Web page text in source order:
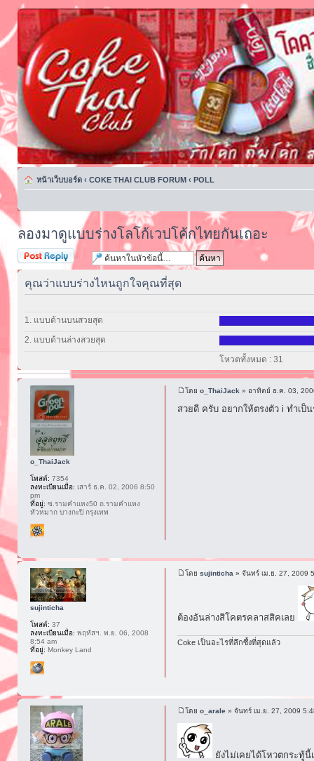
หน้าเว็บบอร์ด ‹ COKE THAI CLUB FORUM ‹ POLL
ลองมาดูแบบร่างโลโก้เวปโค้กไทยกันเถอะ
ตอบกระทู้
คุณว่าแบบร่างไหนถูกใจคุณที่สุด
1. แบบด้านบนสวยสุด
2. แบบด้านล่างสวยสุด
โหวตทั้งหมด : 31
โดยo_ThaiJack » อาทิตย์ ธ.ค. 03,
สวยดี ครับ อยากให้ตรงตัว i ทำเป็
o_ThaiJack
โพสต์: 7354
ลงทะเบียนเมื่อ: เสาร์ ธ.ค. 02, 2006 8:50
pm
ที่อยู่: ซ.รามคำแหง50 ถ.รามคำแหง
หัวหมาก บางกะปิ กรุงเทพ
โดยsujinticha » จันทร์ เม.ย. 27, 2009
ต้องอันล่างสิโคตรคลาสสิคเลย
Coke เป็นอะไรที่ลึกซึ้งที่สุดแล้ว
sujinticha
โพสต์: 37
ลงทะเบียนเมื่อ: พฤหัสฯ. พ.ย. 06, 2008
8:54 am
ที่อยู่: Monkey Land
โดยo_arale » จันทร์ เม.ย. 27, 2009
ยังไม่เคยได้โหวตกระทู้